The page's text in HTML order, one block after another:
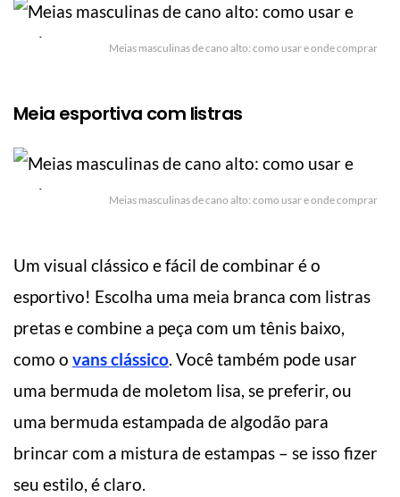
Meias masculinas de cano alto: como usar e onde comprar
Meia esportiva com listras
Meias masculinas de cano alto: como usar e onde comprar
Um visual clássico e fácil de combinar é o
esportivo! Escolha uma meia branca com listras
pretas e combine a peça com um tênis baixo,
como o vans clássico. Você também pode usar
uma bermuda de moletom lisa, se preferir, ou
uma bermuda estampada de algodão para
brincar com a mistura de estampas – se isso fizer
seu estilo, é claro.